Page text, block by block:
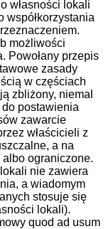
własności lokali
współkorzystania
możliwości
Powołany przepis
zasady
w częściach
zbliżony, niemal
do postawienia
zawarcie
właścicieli z
a na
ograniczone.
nie zawiera
a wiadomym
stosuje się
lokali).
quod ad usum